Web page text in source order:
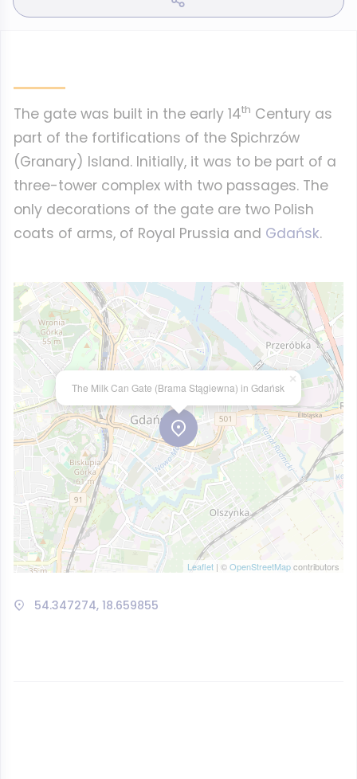
The gate was built in the early 14th Century as
part of the fortifications of the Spichrzów
(Granary) Island. Initially, it was to be part of a
three-tower complex with two passages. The
only decorations of the gate are two Polish
coats of arms, of Royal Prussia and Gdańsk.
The Milk Can Gate (Brama Stągiewna) in Gdańsk
×
Leaflet | ©OpenStreetMapcontributors
54.347274, 18.659855